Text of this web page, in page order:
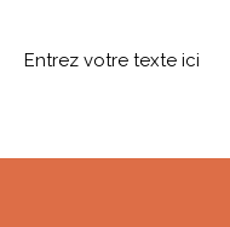
Entrez votre texte ici